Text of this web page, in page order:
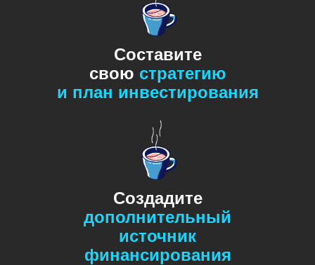
Составите
свою стратегию
и план инвестирования
Создадите
дополнительный
источник
финансирования